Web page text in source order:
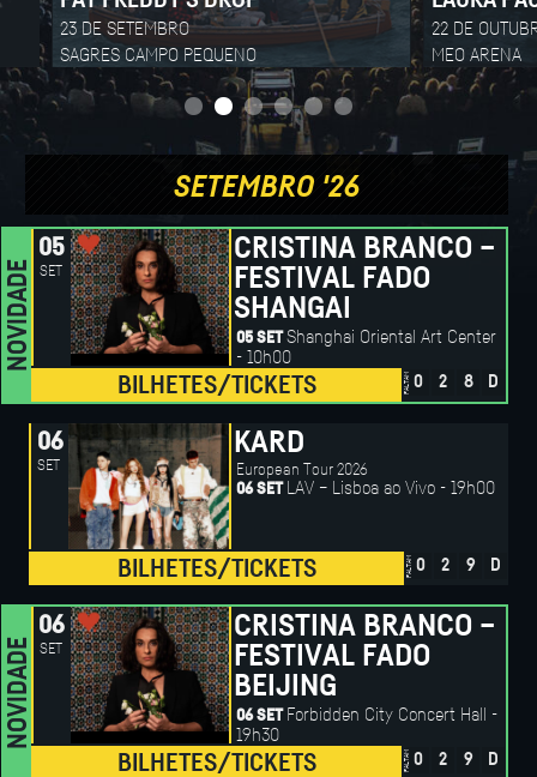
22 DE OUTUBRO
MEO ARENA
5 DE
ESTÁDIO
SETEMBRO '26
NOVIDADE
05
SET
CRISTINA BRANCO –
FESTIVAL FADO
SHANGAI
05 SET Shanghai Oriental Art Center
- 10h00
BILHETES/TICKETS FALTAM 0 2 8 D
06
SET
KARD
European Tour 2026
06 SET LAV – Lisboa ao Vivo - 19h00
BILHETES/TICKETS FALTAM 0 2 9 D
NOVIDADE
06
SET
CRISTINA BRANCO –
FESTIVAL FADO
BEIJING
06 SET Forbidden City Concert Hall -
19h30
BILHETES/TICKETS FALTAM 0 2 9 D